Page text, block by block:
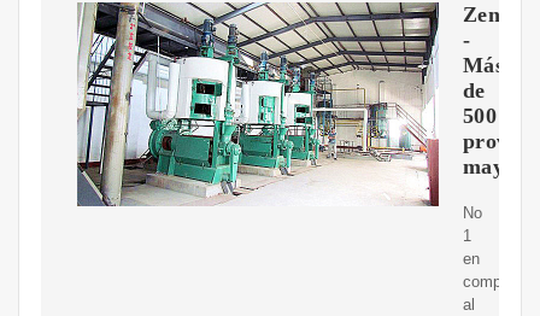
-
Más
de
500
No
1
en
compras
al